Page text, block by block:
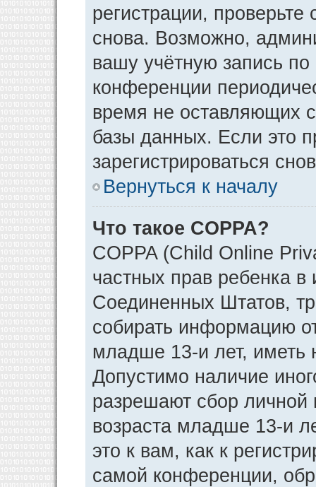
регистрации,
снова. Возможно,
вашу учётную запись
конференции
время не оставляющих
базы данных. Если это
зарегистрироваться
Вернуться к началу
Что такое COPPA?
COPPA (Child Online
частных прав ребенка в
Соединенных Штатов,
собирать информацию
младше 13-и лет, иметь
Допустимо наличие
разрешают сбор
возраста младше 13-и
это к вам, как к
самой конференции,